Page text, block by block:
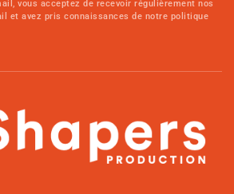
vous acceptez de recevoir régulièrement nos
et avez pris connaissances de notre politique